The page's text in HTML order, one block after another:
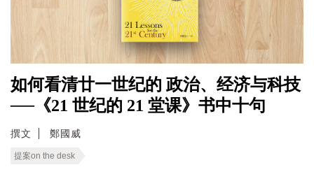
如何看清廿一世纪的 政治、经济与科技
──《21 世纪的 21 堂课》书中十句
撰文 鄭國威
提案on the desk